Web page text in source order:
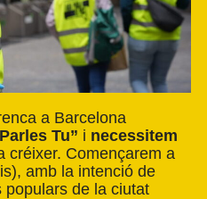
a Barcelona
Tu” i necessitem
créixer. Començarem a
amb la intenció de
populars de la ciutat